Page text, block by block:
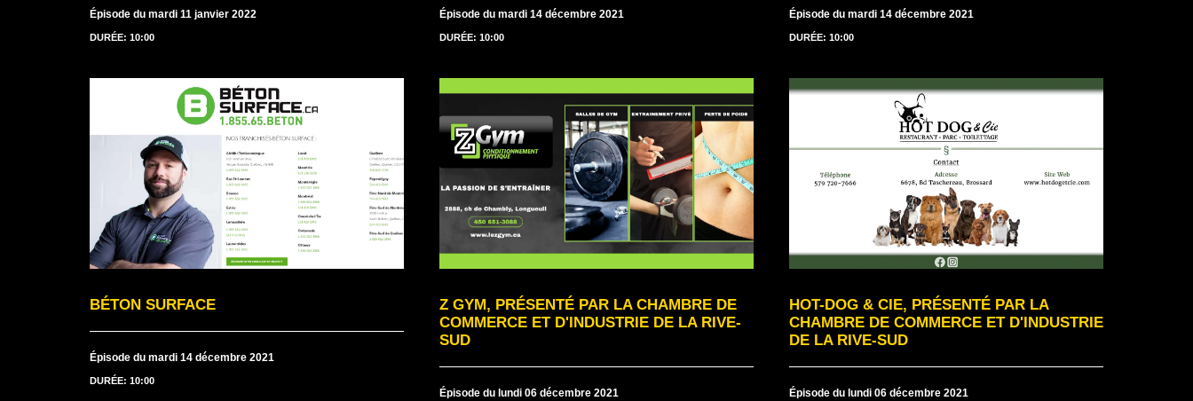
Épisode du mardi 11 janvier 2022
DURÉE: 10:00
Épisode du mardi 14 décembre 2021
DURÉE: 10:00
Épisode du mardi 14 décembre 2021
DURÉE: 10:00
BÉTON SURFACE
Épisode du mardi 14 décembre 2021
DURÉE: 10:00
Z GYM, PRÉSENTÉ PAR LA CHAMBRE DE
COMMERCE ET D'INDUSTRIE DE LA RIVE-
SUD
Épisode du lundi 06 décembre 2021
HOT-DOG & CIE, PRÉSENTÉ PAR LA
CHAMBRE DE COMMERCE ET D'INDUSTRIE
DE LA RIVE-SUD
Épisode du lundi 06 décembre 2021